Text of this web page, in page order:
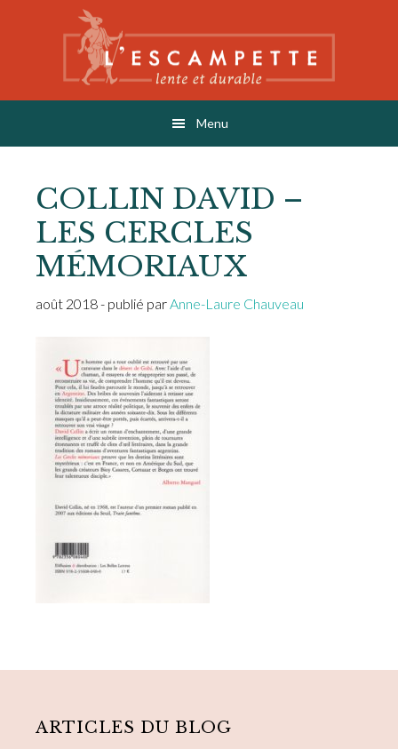
L'ESCAMPETTE
éditions lentes & durables
Menu
COLLIN DAVID –
LES CERCLES
MÉMORIAUX
août 2018- publié parAnne-Laure Chauveau
Sidebar
ARTICLES DU BLOG